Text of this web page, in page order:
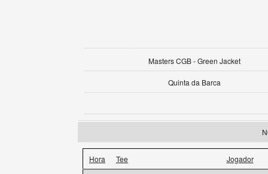
Masters CGB - Green Jacket
Quinta da Barca
Hora Tee Jogador